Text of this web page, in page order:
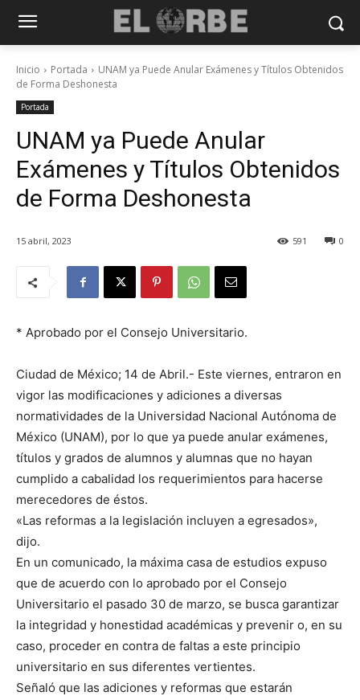
Inicio Portada
UNAM ya Puede Anular Exámenes y Títulos Obtenidos
de Forma Deshonesta
Portada
UNAM ya Puede Anular
Exámenes y Títulos Obtenidos
de Forma Deshonesta
15 abril, 2023 0
591
* Aprobado por el Consejo Universitario.
Ciudad de México; 14 de Abril.- Este viernes, entraron en
vigor las modificaciones y adiciones a diversas
normatividades de la Universidad Nacional Autónoma de
México (UNAM), por lo que ya puede anular exámenes,
títulos y grados de alumnos y alumnas que no hayan
cumplido a cabalidad los requerimientos para hacerse
merecedores de éstos.
«Las reformas a la legislación incluyen a egresados»,
dijo.
En un comunicado, la máxima casa de estudios expuso
que de acuerdo con lo aprobado por el Consejo
Universitario el pasado 30 de marzo, se busca garantizar
la integridad y honestidad académicas y prevenir o, en su
caso, proceder en contra de faltas a este principio
universitario en sus diferentes vertientes.
Señaló que las adiciones y reformas que estarán